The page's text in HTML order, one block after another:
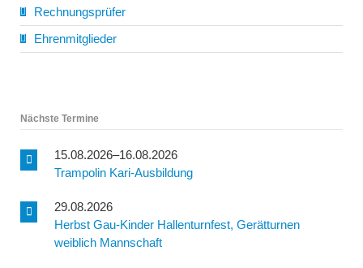
Rechnungsprüfer
Ehrenmitglieder
Nächste Termine
15.08.2026–16.08.2026
Trampolin Kari-Ausbildung
29.08.2026
Herbst Gau-Kinder Hallenturnfest, Gerätturnen
weiblich Mannschaft